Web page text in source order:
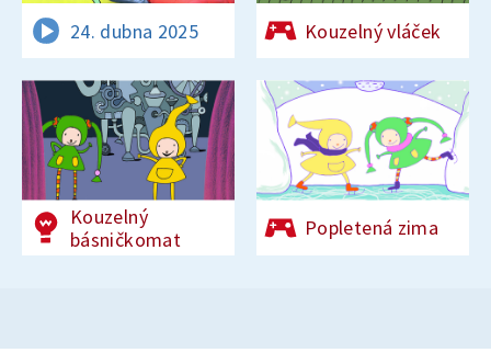
24. dubna 2025 Kouzelný vláček
Kouzelný
básničkomat
Popletená zima